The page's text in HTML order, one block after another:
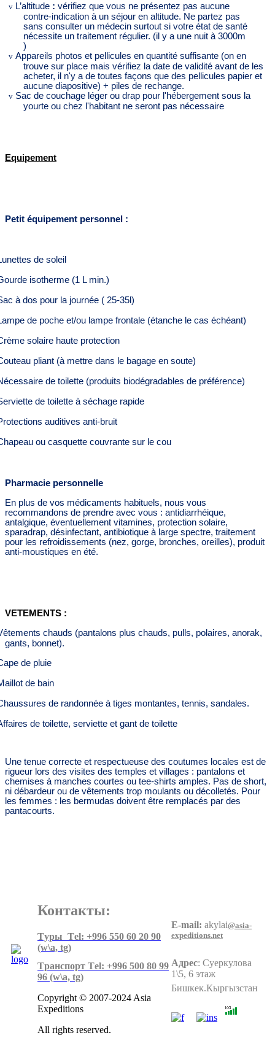
v L’altitude : vérifiez que vous ne présentez pas aucune
contre-indication à un séjour en altitude. Ne partez pas
sans consulter un médecin surtout si votre état de santé
nécessite un traitement régulier. (il y a une nuit à 3000m
)
v Appareils photos et pellicules en quantité suffisante (on en
trouve sur place mais vérifiez la date de validité avant de les
acheter, il n'y a de toutes façons que des pellicules papier et
aucune diapositive) + piles de rechange.
v Sac de couchage léger ou drap pour l'hébergement sous la
yourte ou chez l'habitant ne seront pas nécessaire
Equipement
Petit équipement personnel :
de soleil
isotherme (1 L min.)
à dos pour la journée ( 25-35l)
de poche et/ou lampe frontale (étanche le cas échéant)
solaire haute protection
pliant (à mettre dans le bagage en soute)
de toilette (produits biodégradables de préférence)
de toilette à séchage rapide
auditives anti-bruit
ou casquette couvrante sur le cou
Pharmacie personnelle
En plus de vos médicaments habituels, nous vous
recommandons de prendre avec vous : antidiarrhéique,
antalgique, éventuellement vitamines, protection solaire,
sparadrap, désinfectant, antibiotique à large spectre, traitement
pour les refroidissements (nez, gorge, bronches, oreilles), produit
anti-moustiques en été.
VETEMENTS :
chauds (pantalons plus chauds, pulls, polaires, anorak,
gants, bonnet).
de pluie
de bain
de randonnée à tiges montantes, tennis, sandales.
de toilette, serviette et gant de toilette
Une tenue correcte et respectueuse des coutumes locales est de
rigueur lors des visites des temples et villages : pantalons et
chemises à manches courtes ou tee-shirts amples. Pas de short,
ni débardeur ou de vêtements trop moulants ou décolletés. Pour
les femmes : les bermudas doivent être remplacés par des
pantacourts.
Контакты:
Tуры Тel: +996 550 60 20 90
(w\a, tg)
Tранспорт Тel: +996 500 80 99
96 (w\a, tg)
Copyright © 2007-2024 Asia
Expeditions
All rights reserved.
E-mail: akylai@asia-
expeditions.net
Адрес: Суеркулова
1\5, 6 этаж
Бишкек.Кыргызстан